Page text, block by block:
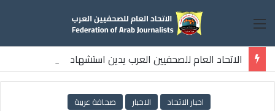
القائمة
الاتحاد العام للصحفيين العرب يدين استشهاد
ثلاثة صحفيين فلسطينيين باستهداف إسرائيلي وسط قطاع غزة
اخبار الاتحاد الاخبار صحافة عربية